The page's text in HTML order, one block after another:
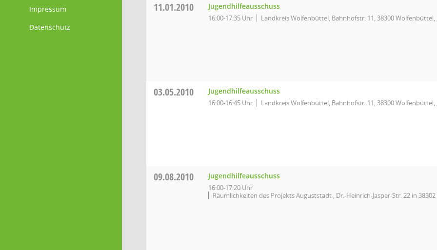
Impressum
Datenschutz
11.01.2010 Jugendhilfeausschuss
16:00-17:35 Uhr Landkreis Wolfenbüttel, Bahnhofstr. 11, 38300 Wolfenbüttel,
03.05.2010 Jugendhilfeausschuss
16:00-16:45 Uhr Landkreis Wolfenbüttel, Bahnhofstr. 11, 38300 Wolfenbüttel,
09.08.2010 Jugendhilfeausschuss
16:00-17:20 Uhr
Räumlichkeiten des Projekts Auguststadt , Dr.-Heinrich-Jasper-Str. 22 in